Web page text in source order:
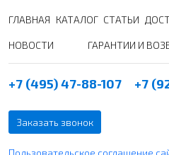
ГЛАВНАЯ КАТАЛОГ СТАТЬИ
НОВОСТИ ГАРАНТИИ И
+7 (495) 47-88-107 +7
Заказать звонок
Пользовательское соглашение